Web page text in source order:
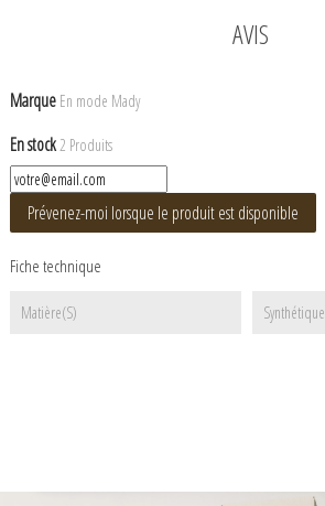
AVIS
Marque En mode Mady
En stock2 Produits
Prévenez-moi lorsque le produit est disponible
Fiche technique
Matière(s) Synthétique